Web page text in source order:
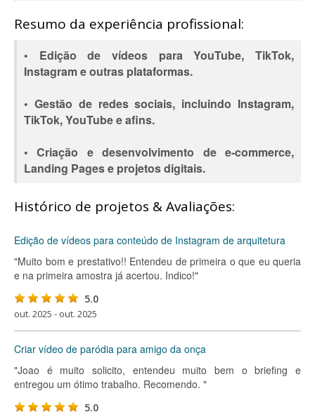
Resumo da experiência profissional:
• Edição de vídeos para YouTube, TikTok,
Instagram e outras plataformas.
• Gestão de redes sociais, incluindo Instagram,
TikTok, YouTube e afins.
• Criação e desenvolvimento de e-commerce,
Landing Pages e projetos digitais.
Histórico de projetos & Avaliações:
Edição de vídeos para conteúdo de Instagram de arquitetura
"Muito bom e prestativo!! Entendeu de primeira o que eu queria
e na primeira amostra já acertou. Indico!"
5.0
out. 2025 - out. 2025
Criar vídeo de paródia para amigo da onça
"Joao é muito solicito, entendeu muito bem o briefing e
entregou um ótimo trabalho. Recomendo. "
5.0